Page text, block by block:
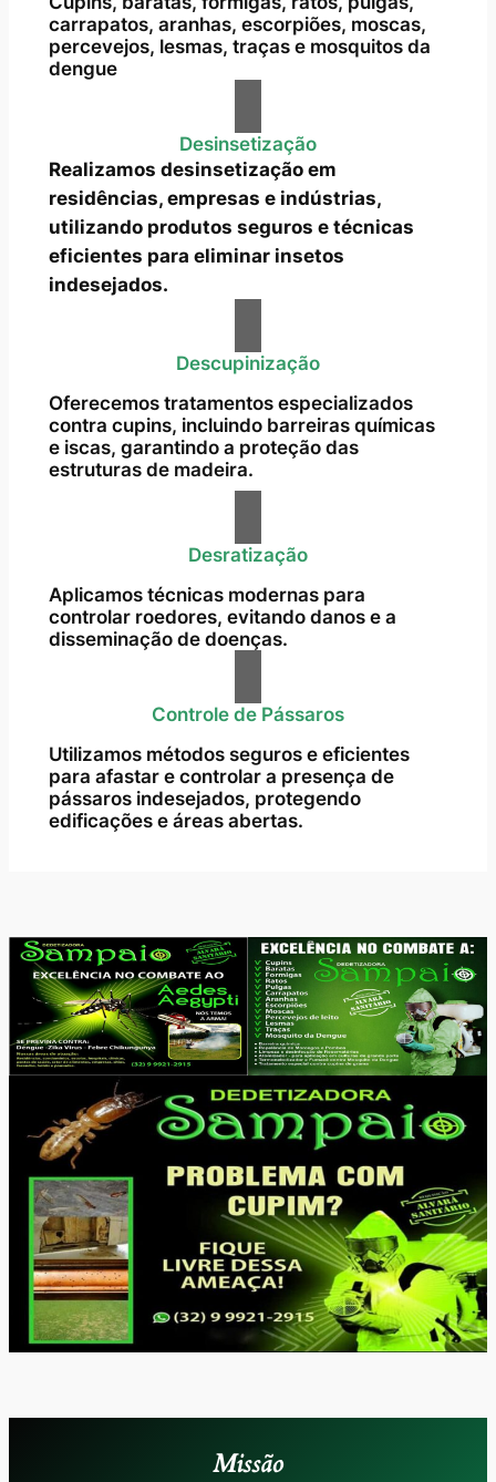
carrapatos, aranhas, escorpiões, moscas,
percevejos, lesmas, traças e mosquitos da
dengue
Desinsetização
Realizamos desinsetização em
residências, empresas e indústrias,
utilizando produtos seguros e técnicas
eficientes para eliminar insetos
indesejados.
Descupinização
Oferecemos tratamentos especializados
contra cupins, incluindo barreiras químicas
e iscas, garantindo a proteção das
estruturas de madeira.
Desratização
Aplicamos técnicas modernas para
controlar roedores, evitando danos e a
disseminação de doenças.
Controle de Pássaros
Utilizamos métodos seguros e eficientes
para afastar e controlar a presença de
pássaros indesejados, protegendo
edificações e áreas abertas.
Missão